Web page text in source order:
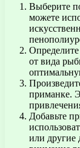
Выберите
можете
от вида
приманке.
Добавьте
или другие